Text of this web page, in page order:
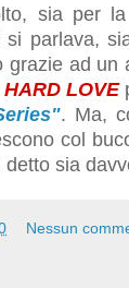
sia per la
parlava,
grazie ad un
HARD LOVE
. Ma,
col
sia
Nessun